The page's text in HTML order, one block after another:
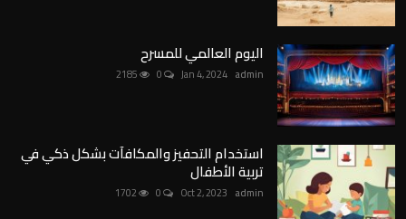
اليوم العالمي للمسرح
admin
Jan 4, 2024
استخدام التحفيز والمكافآت بشكل ذكي في
تربية الأطفال
admin
Oct 2, 2023